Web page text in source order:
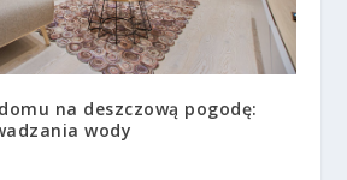
na deszczową pogodę:
wody